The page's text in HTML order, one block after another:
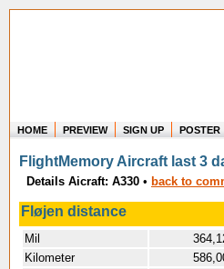
HOME PREVIEW SIGN UP POSTER
FlightMemory Aircraft last 3
Details Aicraft: A330 • back to
Fløjen distance
Mil
Kilometer